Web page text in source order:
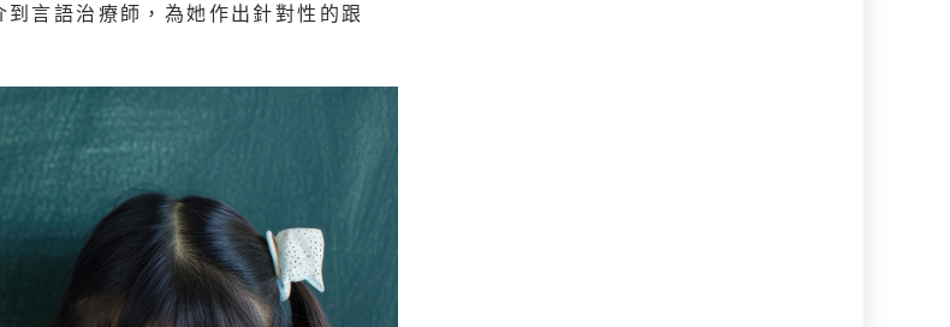
言語治療師，為她作出針對性的跟